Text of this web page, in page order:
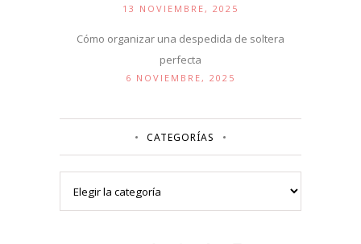
13 NOVIEMBRE, 2025
Cómo organizar una despedida de soltera
perfecta
6 NOVIEMBRE, 2025
CATEGORÍAS